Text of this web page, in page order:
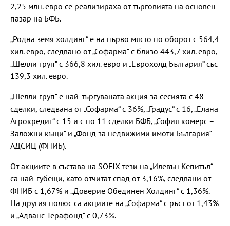
2,25 млн. евро се реализираха от търговията на основен
пазар на БФБ.
„Родна земя холдинг“ е на първо място по оборот с 564,4
хил. евро, следвано от „Софарма“ с близо 443,7 хил. евро,
„Шелли груп“ с 366,8 хил. евро и „Еврохолд България“ със
139,3 хил. евро.
„Шелли груп“ е най-търгуваната акция за сесията с 48
сделки, следвана от „Софарма“ с 36%, „Градус“ с 16, „Елана
Агрокредит“ с 15 и с по 11 сделки БФБ, „София комерс –
Заложни къщи“ и „Фонд за недвижими имоти България“
АДСИЦ (ФНИБ).
От акциите в състава на SOFIX тези на „Илевън Кепитъл“
са най-губещи, като отчитат спад от 3,16%, следвани от
ФНИБ с 1,67% и „Доверие Обединен Холдинг“ с 1,36%.
На другия полюс са акциите на „Софарма“ с ръст от 1,43%
и „Адванс Терафонд“ с 0,73%.